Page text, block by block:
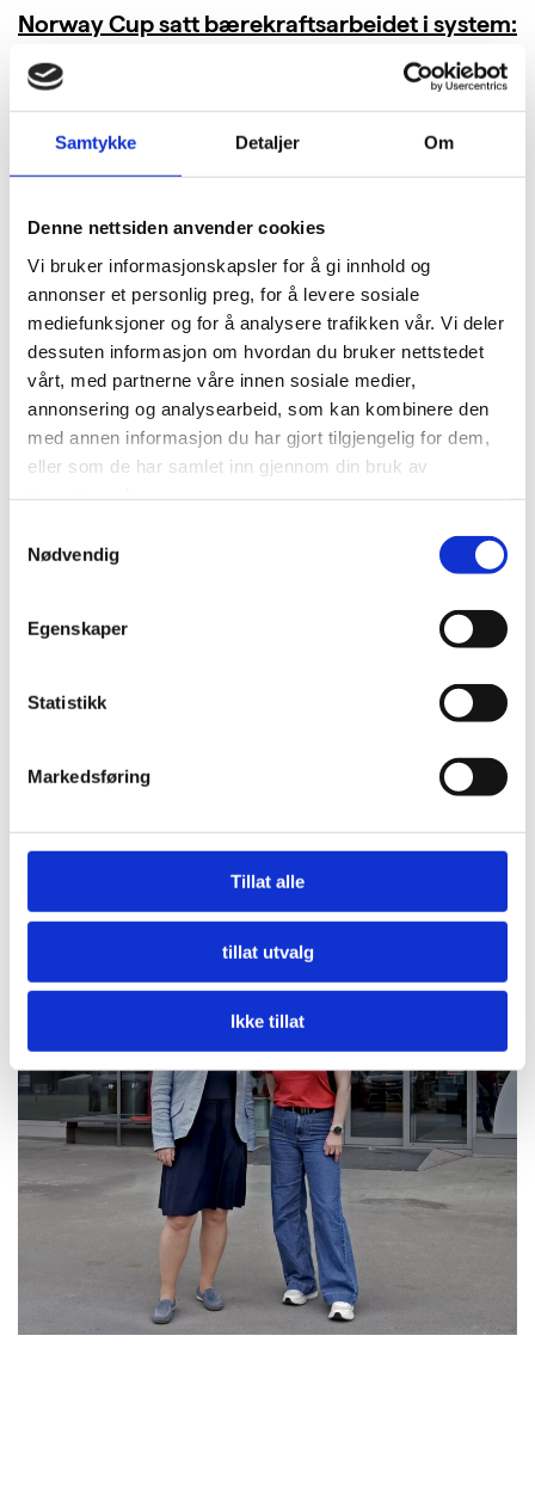
Samtykke Detaljer Om
Denne nettsiden anvender cookies
Vi bruker informasjonskapsler for å gi innhold og
annonser et personlig preg, for å levere sosiale
mediefunksjoner og for å analysere trafikken vår. Vi deler
dessuten informasjon om hvordan du bruker nettstedet
vårt, med partnerne våre innen sosiale medier,
annonsering og analysearbeid, som kan kombinere den
med annen informasjon du har gjort tilgjengelig for dem,
eller som de har samlet inn gjennom din bruk av
Nødvendig
Egenskaper
Statistikk
Markedsføring
Tillat alle
tillat utvalg
Ikke tillat
Norway Cup satt bærekraftsarbeidet i system:
LES MER
Nå må offentlige innkjøpere etterspørre miljø
LES MER